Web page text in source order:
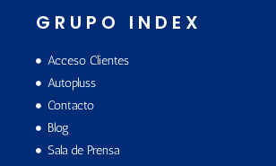
GRUPO INDEX
Acceso Clientes
Autopluss
Contacto
Blog
Sala de Prensa